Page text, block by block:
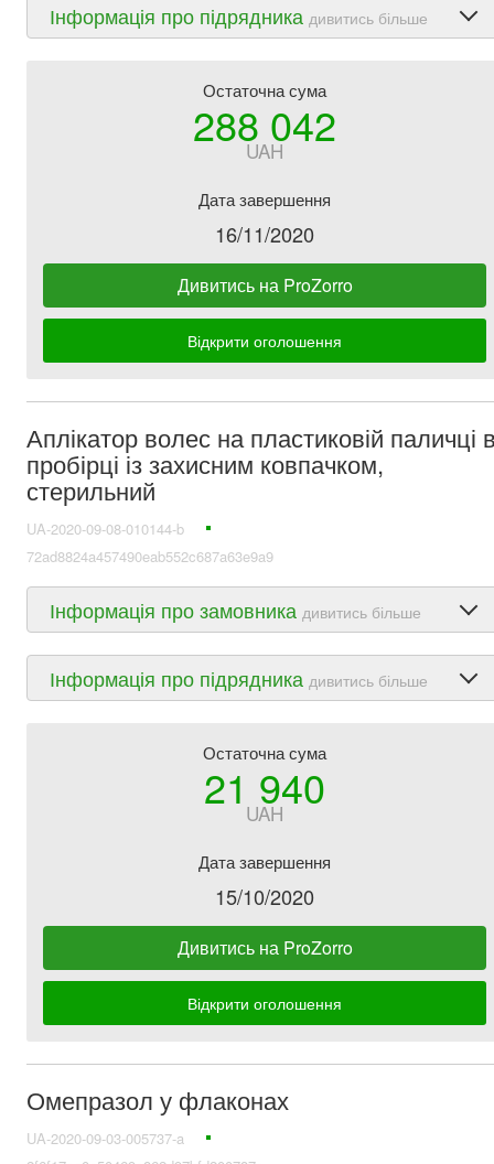
Інформація про підрядника дивитись більше
Остаточна сума
288 042
UAH
Дата завершення
16/11/2020
Дивитись на ProZorro
Відкрити оголошення
Аплікатор волес на пластиковій паличці
пробірці із захисним ковпачком,
стерильний
UA-2020-09-08-010144-b
72ad8824a457490eab552c687a63e9a9
Інформація про замовника дивитись більше
Інформація про підрядника дивитись більше
Остаточна сума
21 940
UAH
Дата завершення
15/10/2020
Дивитись на ProZorro
Відкрити оголошення
Омепразол у флаконах
UA-2020-09-03-005737-a